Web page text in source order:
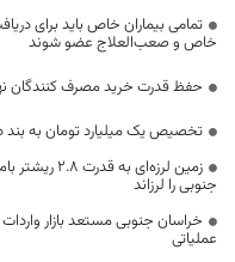
تمامی بیماران خاص باید برای
خاص و صعب‌العلاج عضو شوند
حفظ قدرت خرید مصرف کنندگان
تخصیص یک میلیارد تومان به بند
زمین
جنوبی را لرزاند
خراسان جنوبی مستعد بازار
عملیاتی